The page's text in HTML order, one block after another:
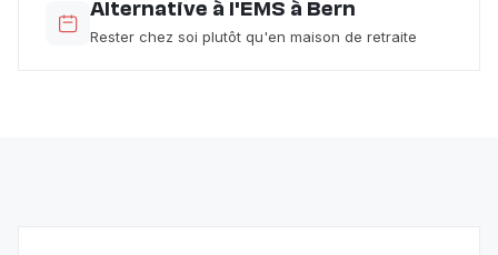
Alternative à l'EMS à Bern
Rester chez soi plutôt qu'en maison de retraite